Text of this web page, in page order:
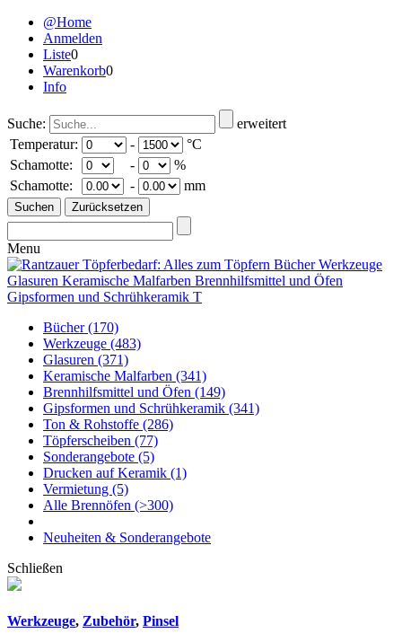
@Home
Anmelden
Liste0
Warenkorb0
Info
Suche:
erweitert
Temperatur:
-
°C
Schamotte:
-
%
Schamotte:
- mm
Menu
Bücher(170)
Werkzeuge (483)
Glasuren (371)
Keramische Malfarben (341)
Brennhilfsmittel und Öfen (149)
Gipsformen und Schrühkeramik (341)
Ton & Rohstoffe (286)
Töpferscheiben (77)
Sonderangebote (5)
Drucken auf Keramik (1)
Vermietung (5)
Alle Brennöfen (>300)
Neuheiten & Sonderangebote
Schließen
Werkzeuge, Zubehör, Pinsel